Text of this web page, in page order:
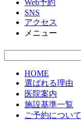
Web予約
SNS
アクセス
メニュー
HOME
選ばれる理由
医院案内
施設基準一覧
ご予約について